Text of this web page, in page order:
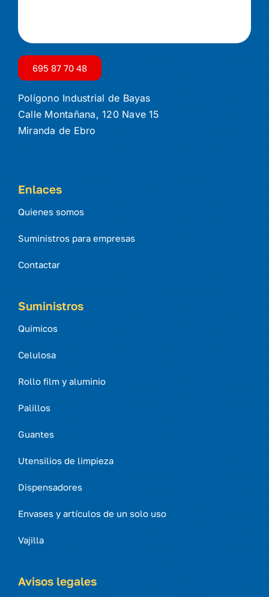
695 87 70 48
Polígono Industrial de Bayas
Calle Montañana, 120 Nave 15
Miranda de Ebro
Enlaces
Quienes somos
Suministros para empresas
Contactar
Suministros
Quimicos
Celulosa
Rollo film y aluminio
Palillos
Guantes
Utensilios de limpieza
Dispensadores
Envases y artículos de un solo uso
Vajilla
Avisos legales